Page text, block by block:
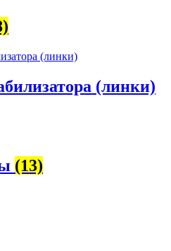
(линки)
(13)